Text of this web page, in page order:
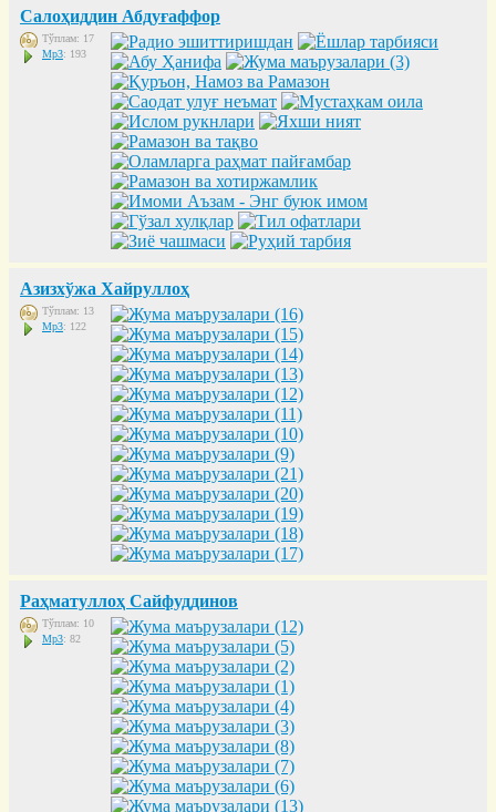
Салоҳиддин Абдуғаффор
Тўплам: 17
Mp3: 193
Азизхўжа Хайруллоҳ
Тўплам: 13
Mp3: 122
Раҳматуллоҳ Сайфуддинов
Тўплам: 10
Mp3: 82